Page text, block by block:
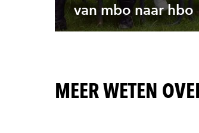
van mbo naar hbo
MEER WETEN